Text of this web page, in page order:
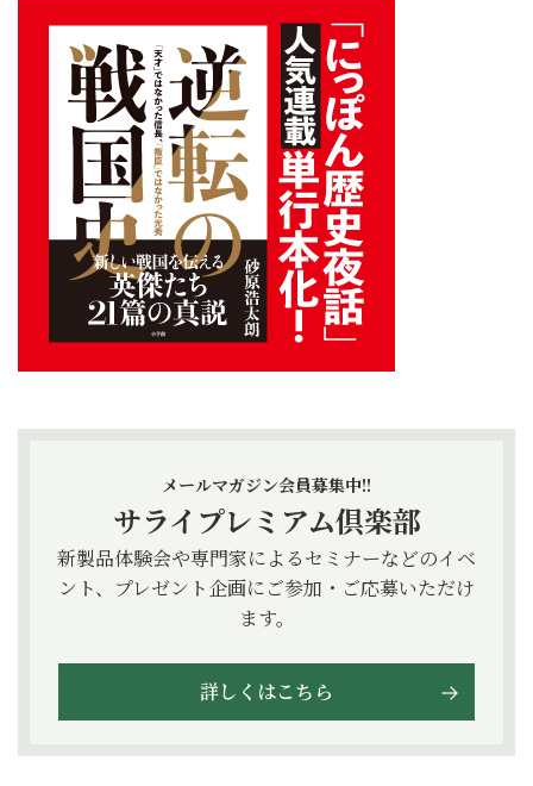
メールマガジン会員募集中!!
サライプレミアム倶楽部
新製品体験会や専門家によるセミナーなどのイベ
ント、プレゼント企画にご参加・ご応募いただけ
ます。
詳しくはこちら